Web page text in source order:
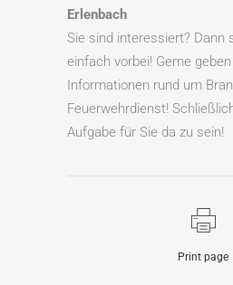
Erlenbach
Sie sind interessiert? Dann
einfach vorbei! Gerne
Informationen rund um
Feuerwehrdienst!
Aufgabe für Sie da zu sein!
Print page